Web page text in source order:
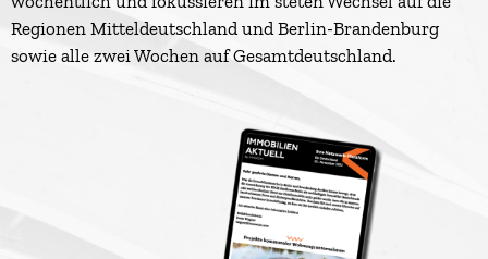
Regionen Mitteldeutschland und Berlin-Brandenburg
sowie alle zwei Wochen auf Gesamtdeutschland.